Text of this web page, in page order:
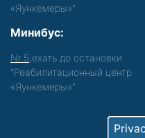
«Яункемеры»".
Минибус:
Nr.5 ,ехать до остановки
"Реабилитационный центр
«Яункемеры»".